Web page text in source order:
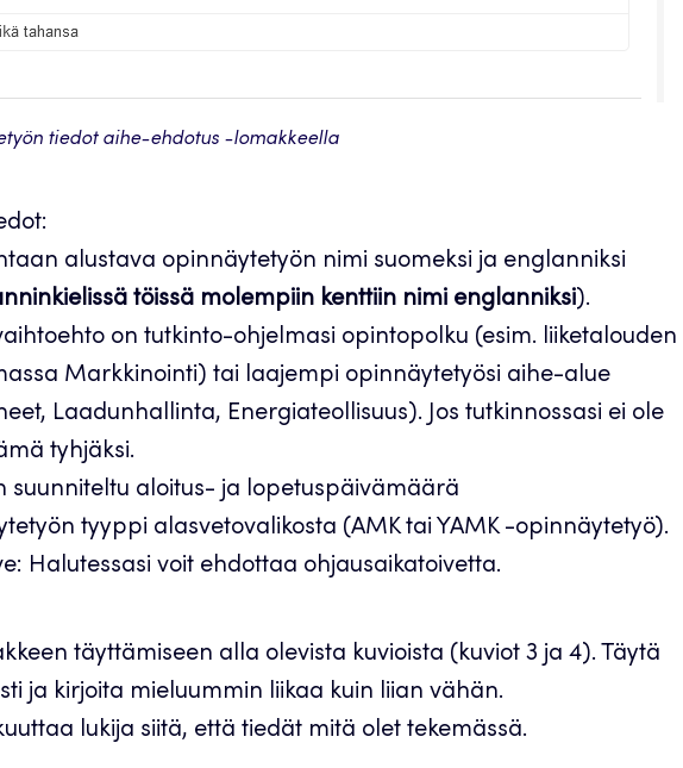
tiedot aihe-ehdotus -lomakkeella
alustava opinnäytetyön nimi suomeksi ja englanniksi
töissä molempiin kenttiin nimi englanniksi).
on tutkinto-ohjelmasi opintopolku (esim. liiketalouden
Markkinointi) tai laajempi opinnäytetyösi aihe-alue
Laadunhallinta, Energiateollisuus). Jos tutkinnossasi ei ole
tyhjäksi.
suunniteltu aloitus- ja lopetuspäivämäärä
tyyppi alasvetovalikosta (AMK tai YAMK -opinnäytetyö).
Halutessasi voit ehdottaa ohjausaikatoivetta.
täyttämiseen alla olevista kuvioista (kuviot 3 ja 4). Täytä
ja kirjoita mieluummin liikaa kuin liian vähän.
lukija siitä, että tiedät mitä olet tekemässä.